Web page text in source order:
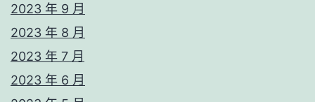
2023 年 9 月
2023 年 8 月
2023 年 7 月
2023 年 6 月